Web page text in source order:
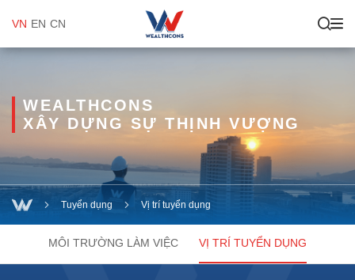
VN EN CN
Tuyển dụng Vị trí tuyển dụng
WEALTHCONS
XÂY DỰNG SỰ THỊNH VƯỢNG
MÔI TRƯỜNG LÀM VIỆC VỊ TRÍ TUYỂN DỤNG